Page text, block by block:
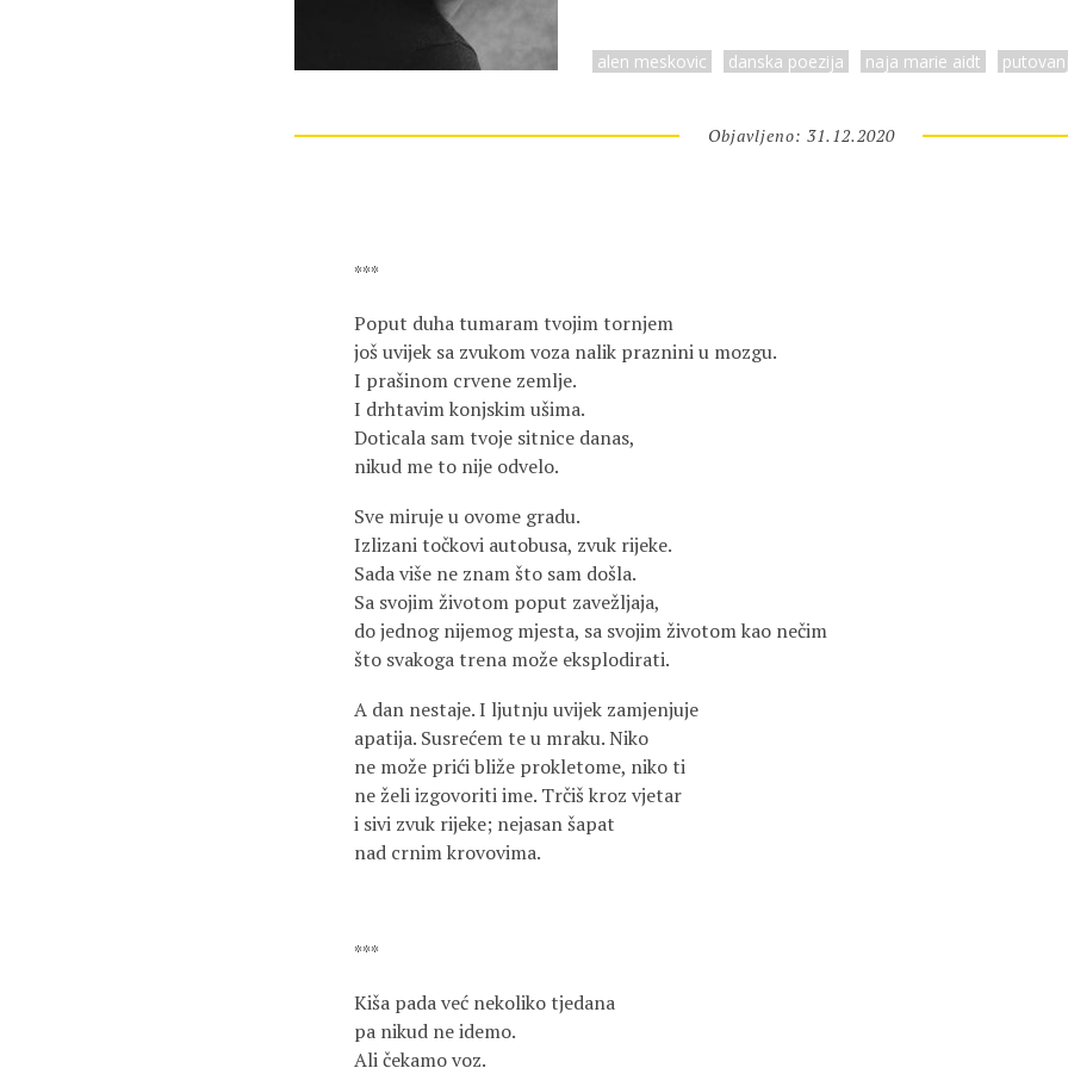
alen meskovic danska poezija naja marie aidt
Objavljeno: 31.12.2020
***
Poput duha tumaram tvojim tornjem
još uvijek sa zvukom voza nalik praznini u mozgu.
I prašinom crvene zemlje.
I drhtavim konjskim ušima.
Doticala sam tvoje sitnice danas,
nikud me to nije odvelo.
Sve miruje u ovome gradu.
Izlizani točkovi autobusa, zvuk rijeke.
Sada više ne znam što sam došla.
Sa svojim životom poput zavežljaja,
do jednog nijemog mjesta, sa svojim životom kao nečim
što svakoga trena može eksplodirati.
A dan nestaje. I ljutnju uvijek zamjenjuje
apatija. Susrećem te u mraku. Niko
ne može prići bliže prokletome, niko ti
ne želi izgovoriti ime. Trčiš kroz vjetar
i sivi zvuk rijeke; nejasan šapat
nad crnim krovovima.
***
Kiša pada već nekoliko tjedana
pa nikud ne idemo.
Ali čekamo voz.